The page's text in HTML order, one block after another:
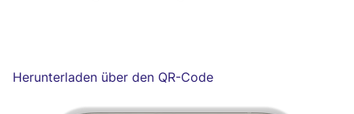
Herunterladen über den QR-Code